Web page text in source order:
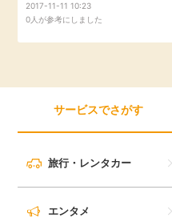
2017-11-11 10:23
0人が参考にしました
サービスでさがす
旅行・レンタカー
エンタメ